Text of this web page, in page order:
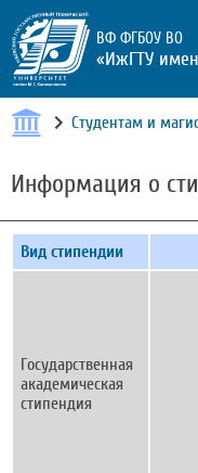
ВФ ФГБОУ ВО
«ИжГТУ
Студентам и
Информация о
Вид стипендии
Государственная
академическая
стипендия